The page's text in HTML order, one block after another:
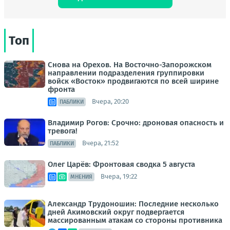
Топ
Снова на Орехов. На Восточно-Запорожском
направлении подразделения группировки
войск «Восток» продвигаются по всей ширине
фронта
ПАБЛИКИ Вчера, 20:20
Владимир Рогов: Срочно: дроновая опасность и
тревога!
ПАБЛИКИ Вчера, 21:52
Олег Царёв: Фронтовая сводка 5 августа
МНЕНИЯ Вчера, 19:22
Александр Трудоношин: Последние несколько
дней Акимовский округ подвергается
массированным атакам со стороны противника